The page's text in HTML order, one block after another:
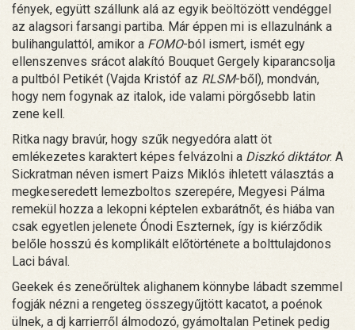
fények, együtt szállunk alá az egyik beöltözött vendéggel
az alagsori farsangi partiba. Már éppen mi is ellazulnánk a
bulihangulattól, amikor a FOMO-ból ismert, ismét egy
ellenszenves srácot alakító Bouquet Gergely kiparancsolja
a pultból Petikét (Vajda Kristóf az RLSM-ből), mondván,
hogy nem fogynak az italok, ide valami pörgősebb latin
zene kell.
Ritka nagy bravúr, hogy szűk negyedóra alatt öt
emlékezetes karaktert képes felvázolni a Diszkó diktátor. A
Sickratman néven ismert Paizs Miklós ihletett választás a
megkeseredett lemezboltos szerepére, Megyesi Pálma
remekül hozza a lekopni képtelen exbarátnőt, és hiába van
csak egyetlen jelenete Ónodi Eszternek, így is kiérződik
belőle hosszú és komplikált előtörténete a bolttulajdonos
Laci bával.
Geekek és zeneőrültek alighanem könnybe lábadt szemmel
fogják nézni a rengeteg összegyűjtött kacatot, a poénok
ülnek, a dj karrierről álmodozó, gyámoltalan Petinek pedig